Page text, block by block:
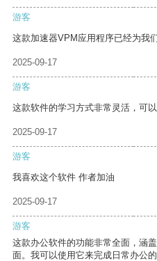
游客
这款加速器VPM应用程序已经为我
2025-09-17
游客
这款软件的学习方式非常灵活，可
2025-09-17
游客
我喜欢这个软件 作者加油
2025-09-17
游客
这款办公软件的功能非常全面，涵
面。我可以使用它来完成日常办公